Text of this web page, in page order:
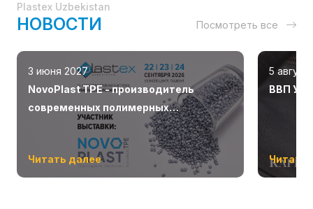
Plastex Uzbekistan
НОВОСТИ Посмотреть все
3 июня 2027
NovoPlast TPE - производитель
современных полимерных
материалов в Чирчике.
Читать далее
5
ВВП
Читать